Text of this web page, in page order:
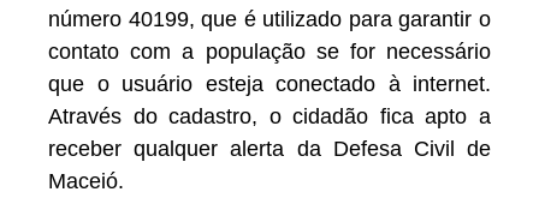
número 40199, que é utilizado para garantir o
contato com a população se for necessário
que o usuário esteja conectado à internet.
Através do cadastro, o cidadão fica apto a
receber qualquer alerta da Defesa Civil de
Maceió.